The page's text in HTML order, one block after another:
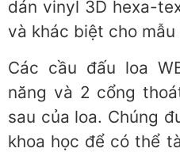
dán vinyl 3D hexa-
và khác biệt cho
Các cầu đấu loa
năng và 2 cổng
sau của loa. Chúng
khoa học để có thể